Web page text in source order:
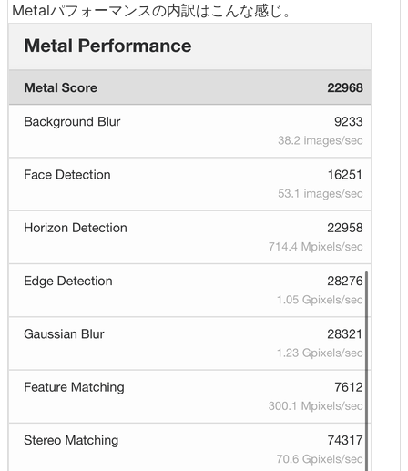
Metalパフォーマンスの内訳はこんな感じ。